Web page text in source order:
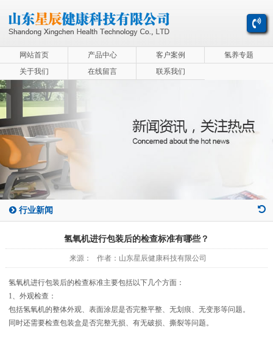
网站首页 产品中心 客户案例
氢养专题
关于我们
在线留言 联系我们
行业新闻
氢氧机进行包装后的检查标准有哪些？
来源： 作者：山东星辰健康科技有限公司
氢氧机进行包装后的检查标准主要包括以下几个方面：
1、外观检查：
包括氢氧机的整体外观、表面涂层是否完整平整、无划痕、无变形等问题。
同时还需要检查包装盒是否完整无损、有无破损、撕裂等问题。